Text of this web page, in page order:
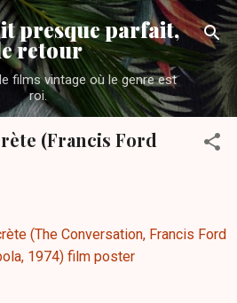
au contenu principal
presque parfait,
retour
films vintage où le genre est
roi.
(Francis Ford